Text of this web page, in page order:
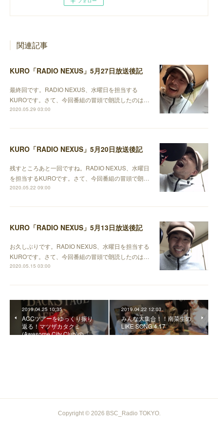
関連記事
KURO「RADIO NEXUS」5月27日放送後記
最終回です。RADIO NEXUS、水曜日を担当する
KUROです。さて、今回番組の冒頭で朗読したのは…
2020.05.29 03:00
KURO「RADIO NEXUS」5月20日放送後記
残すところあと一回ですね。RADIO NEXUS、水曜日
を担当するKUROです。さて、今回番組の冒頭で朗…
2020.05.22 09:00
KURO「RADIO NEXUS」5月13日放送後記
お久しぶりです。RADIO NEXUS、水曜日を担当する
KUROです。さて、今回番組の冒頭で朗読したのは…
2020.05.15 03:00
2019.04.25 10:35
ACCツアーをゆっくり振り
返る！マツザカタクミ
(Awesome City Club)の「…
2019.04.22 12:03
みんな大集合！！南菜生の
LIKE SONG 4.17
Copyright © 2026 BSC_Radio TOKYO.